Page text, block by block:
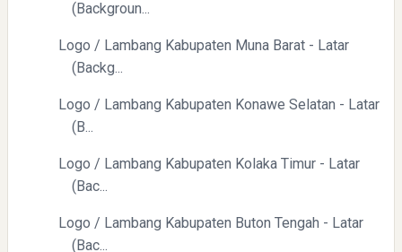
Pelajaran Berharga dari Kasus dr. Tifa dan Roy Suryo
(Backgroun...
Logo / Lambang Kabupaten Muna Barat - Latar
(Backg...
Logo / Lambang Kabupaten Konawe Selatan - Latar
(B...
Logo / Lambang Kabupaten Kolaka Timur - Latar
(Bac...
Logo / Lambang Kabupaten Buton Tengah - Latar
(Bac...